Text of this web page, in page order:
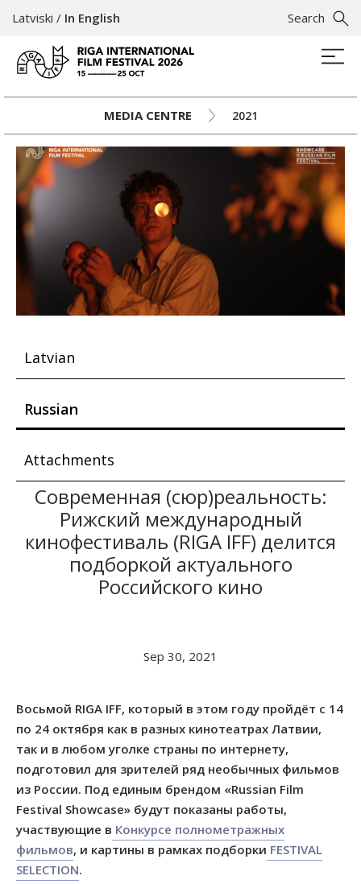
Search
Latviski / In English
MEDIA CENTRE 2021
Latvian
Russian
Attachments
Современная (сюр)реальность:
Рижский международный
кинофестиваль (RIGA IFF) делится
подборкой актуального
Российского кино
Sep 30, 2021
Восьмой RIGA IFF, который в этом году пройдёт с 14
по 24 октября как в разных кинотеатрах Латвии,
так и в любом уголке страны по интернету,
подготовил для зрителей ряд необычных фильмов
из России. Под единым брендом «Russian Film
Festival Showcase» будут показаны работы,
участвующие в Конкурсе полнометражных
фильмов, и картины в рамках подборки FESTIVAL
SELECTION.